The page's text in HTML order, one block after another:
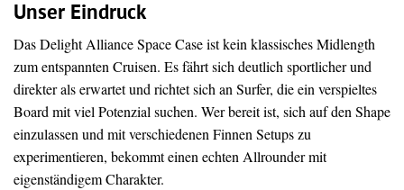
Unser Eindruck
Das Delight Alliance Space Case ist kein klassisches Midlength
zum entspannten Cruisen. Es fährt sich deutlich sportlicher und
direkter als erwartet und richtet sich an Surfer, die ein verspieltes
Board mit viel Potenzial suchen. Wer bereit ist, sich auf den Shape
einzulassen und mit verschiedenen Finnen Setups zu
experimentieren, bekommt einen echten Allrounder mit
eigenständigem Charakter.